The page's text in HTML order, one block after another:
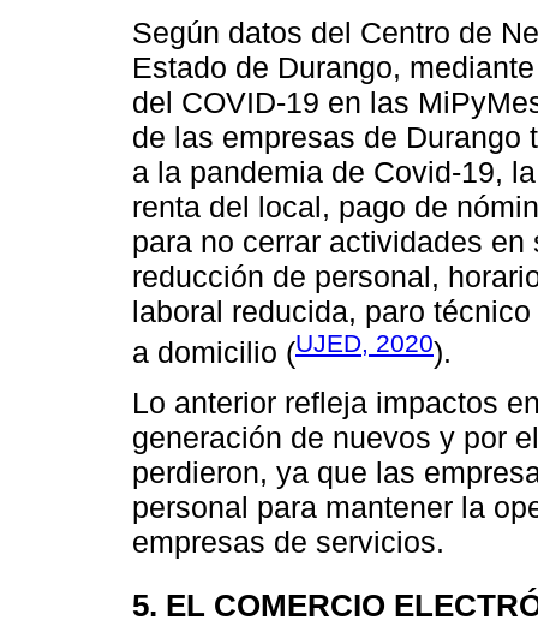
Según datos del Centro de
Estado de Durango,
del COVID-19 en las
de las empresas de
a la pandemia de Covid-19,
renta del local, pago de
para no cerrar actividades
reducción de personal,
laboral reducida, paro
a domicilio (UJED, 2020).
Lo anterior refleja impactos
generación de nuevos y por
perdieron, ya que las
personal para mantener la
empresas de servicios.
5. EL COMERCIO